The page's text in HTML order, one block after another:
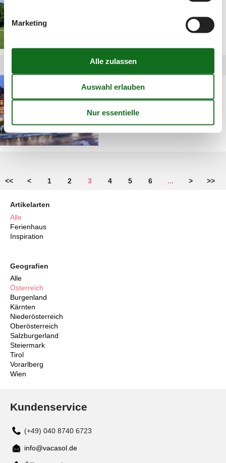
Apartment im Salzburger
Land
<< < 1 2 3 4 5 6 ... > >>
Artikelarten
Alle
Ferienhaus
Inspiration
Geografien
Alle
Österreich
Burgenland
Kärnten
Niederösterreich
Oberösterreich
Salzburgerland
Steiermark
Tirol
Vorarlberg
Wien
Kundenservice
(+49) 040 8740 6723
Mail
info@vacasol.de
Marketing